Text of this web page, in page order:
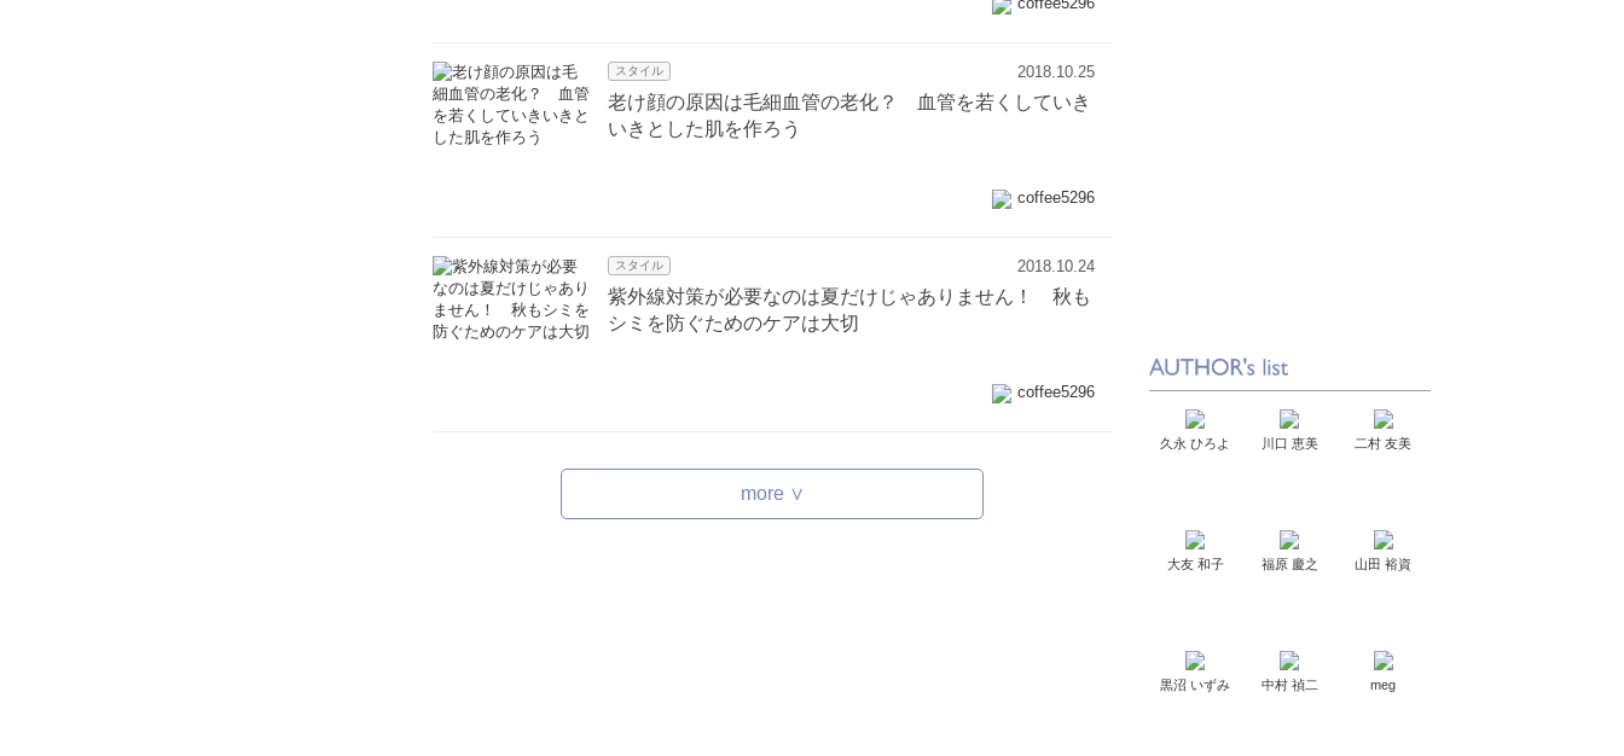
スタイル 2018.10.25
老け顔の原因は毛細血管の老化？ 血管を若くしていき
いきとした肌を作ろう
coffee5296
スタイル 2018.10.24
紫外線対策が必要なのは夏だけじゃありません！ 秋も
シミを防ぐためのケアは大切
coffee5296
more ∨
久永 ひろよ 川口 恵美 二村 友美
大友 和子 福原 慶之 山田 裕資
黒沼 いずみ 中村 禎二 meg